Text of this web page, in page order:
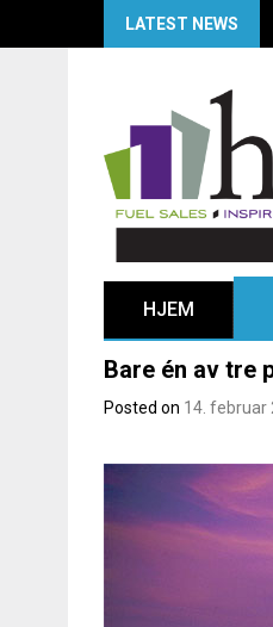
LATEST NEWS
HJEM
Bare én av tre
Posted on 14. februar